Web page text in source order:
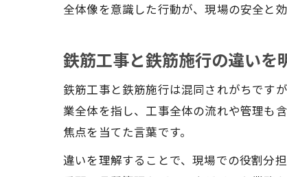
全体像を意識した行動が、現場の安全と効
鉄筋工事と鉄筋施行の違いを
鉄筋工事と鉄筋施行は混同されがちです
業全体を指し、工事全体の流れや管理も
焦点を当てた言葉です。
違いを理解することで、現場での役割分